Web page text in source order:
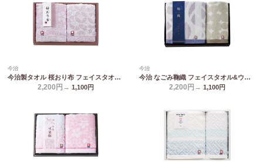
今治
今治製タオル 桜おり布 フェイスタオル2P パープル IS9620 PI/PU
2,200円→ 1,100円
今治
今治 なごみ鞠織 フェイスタオル&ウォッシュタオル N-20200
2,200円→ 1,100円